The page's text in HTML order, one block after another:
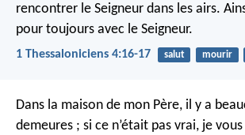
rencontrer le Seigneur dans les airs.
pour toujours avec le Seigneur.
1 Thessaloniciens 4:16-17 salut mourir
Dans la maison de mon Père, il y a
demeures ; si ce n’était pas vrai, je